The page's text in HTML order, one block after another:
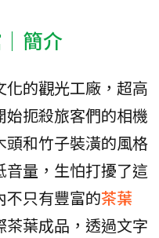
簡介
的觀光工廠，超高
扼殺旅客們的相機
頭和竹子裝潢的風格
量，生怕打擾了這
不只有豐富的茶葉
葉成品，透過文字